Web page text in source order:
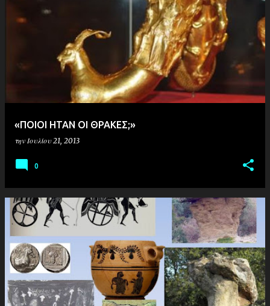
«ΠΟΙΟΙ ΗΤΑΝ ΟΙ ΘΡΑΚΕΣ;»
την Ιουλίου 21, 2013
0